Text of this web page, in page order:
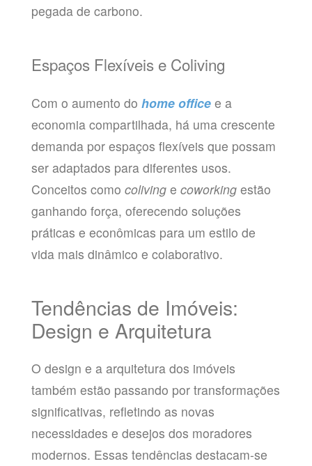
pegada de carbono.
Espaços Flexíveis e Coliving
Com o aumento do home officee a
economia compartilhada, há uma crescente
demanda por espaços flexíveis que possam
ser adaptados para diferentes usos.
Conceitos como colivinge coworkingestão
ganhando força, oferecendo soluções
práticas e econômicas para um estilo de
vida mais dinâmico e colaborativo.
Tendências de Imóveis:
Design e Arquitetura
O design e a arquitetura dos imóveis
também estão passando por transformações
significativas, refletindo as novas
necessidades e desejos dos moradores
modernos. Essas tendências destacam-se